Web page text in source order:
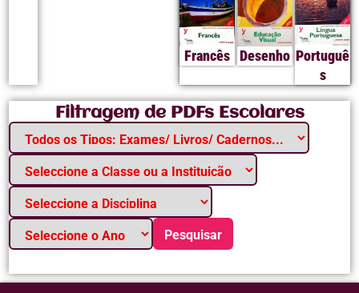
Francês Desenho Portuguê
s
Filtragem de PDFs Escolares
Pesquisar